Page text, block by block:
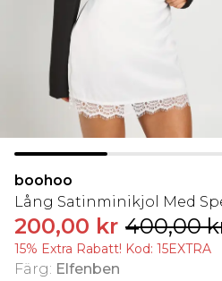
boohoo
Lång Satinminikjol Med
200,00 kr 400,00
15% Extra Rabatt! Kod: 15EXTRA
Färg: Elfenben